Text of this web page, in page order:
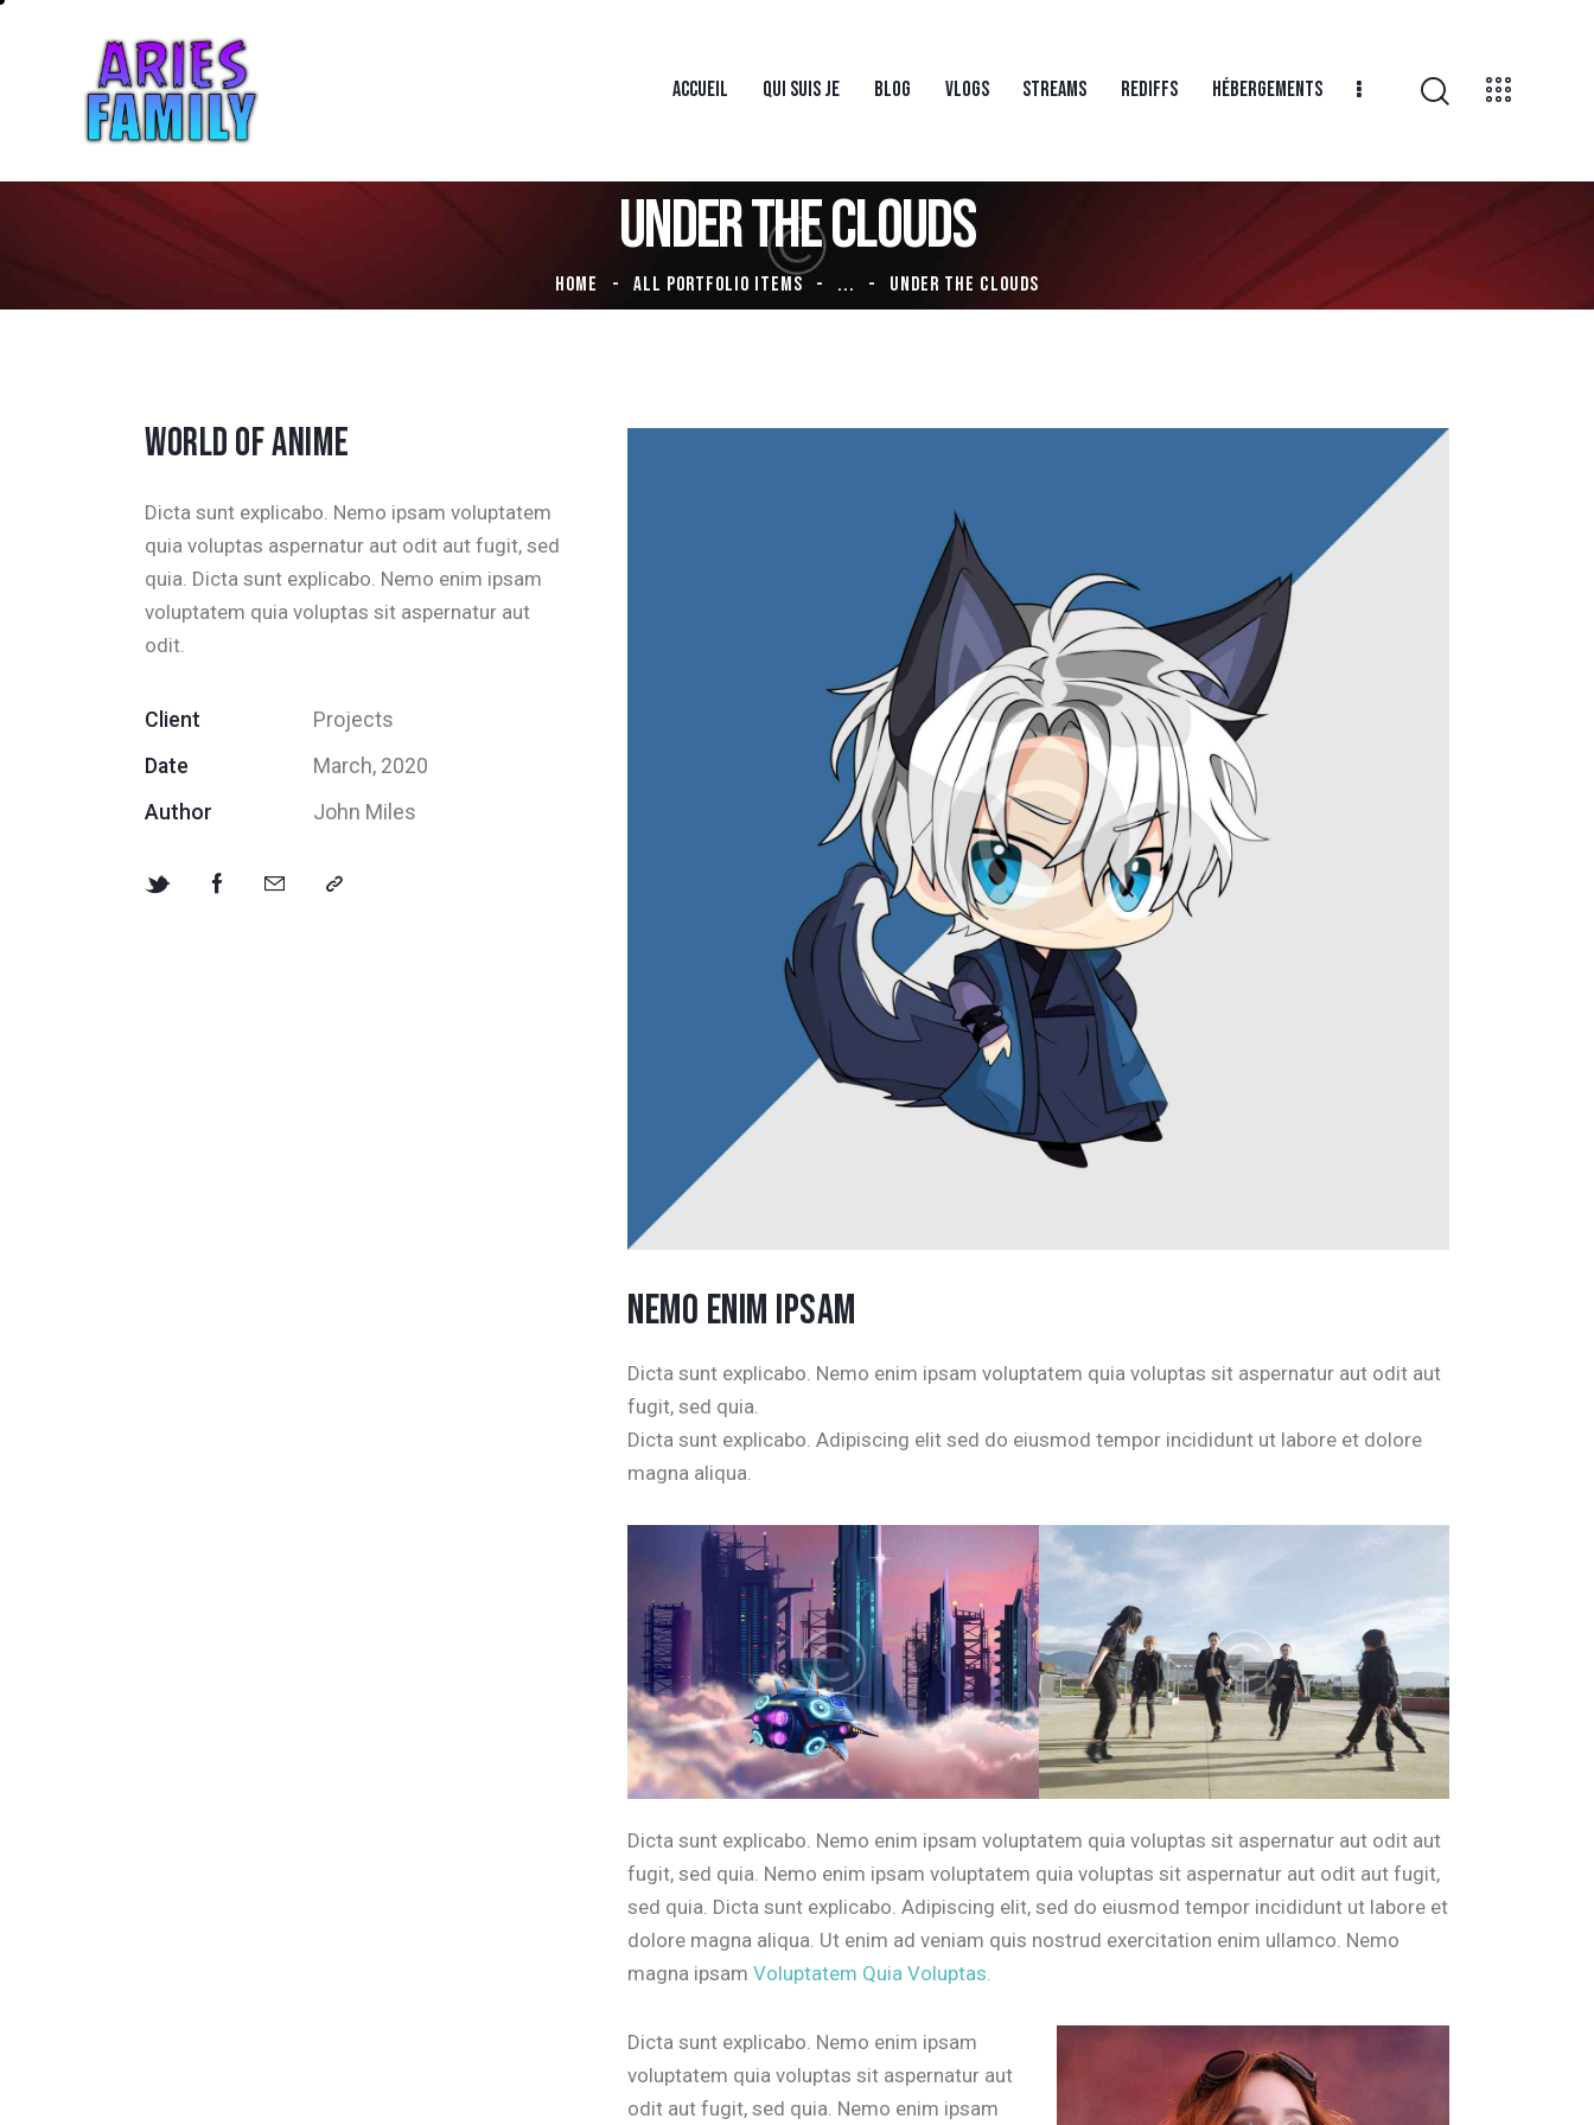
ACCUEIL QUI SUIS JE BLOG VLOGS STREAMS REDIFFS HÉBERGEMENTS
UNDER THE CLOUDS
HOME ALL PORTFOLIO ITEMS ... UNDER THE CLOUDS
WORLD OF ANIME
Dicta sunt explicabo. Nemo ipsam voluptatem
quia voluptas aspernatur aut odit aut fugit, sed
quia. Dicta sunt explicabo. Nemo enim ipsam
voluptatem quia voluptas sit aspernatur aut
odit.
Client
Projects
Date
March, 2020
Author
John Miles
NEMO ENIM IPSAM
Dicta sunt explicabo. Nemo enim ipsam voluptatem quia voluptas sit aspernatur aut odit aut
fugit, sed quia.
Dicta sunt explicabo. Adipiscing elit sed do eiusmod tempor incididunt ut labore et dolore
magna aliqua.
Dicta sunt explicabo. Nemo enim ipsam voluptatem quia voluptas sit aspernatur aut odit aut
fugit, sed quia. Nemo enim ipsam voluptatem quia voluptas sit aspernatur aut odit aut fugit,
sed quia. Dicta sunt explicabo. Adipiscing elit, sed do eiusmod tempor incididunt ut labore et
dolore magna aliqua. Ut enim ad veniam quis nostrud exercitation enim ullamco. Nemo
magna ipsam Voluptatem Quia Voluptas.
Dicta sunt explicabo. Nemo enim ipsam
voluptatem quia voluptas sit aspernatur aut
odit aut fugit, sed quia. Nemo enim ipsam